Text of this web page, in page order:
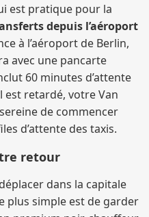
est pratique pour la
depuis l’aéroport
à l’aéroport de Berlin,
avec une pancarte
60 minutes d’attente
retardé, votre Van
de commencer
d’attente des taxis.
retour
dans la capitale
plus simple est de garder